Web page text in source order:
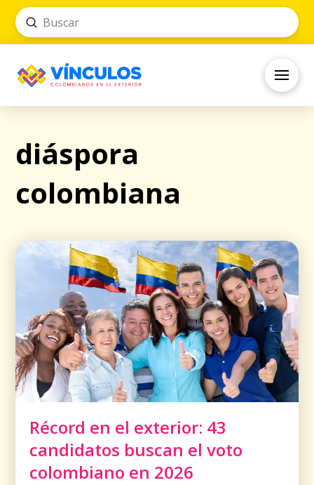
Search
Submit
diáspora
colombiana
Récord en el exterior: 43
candidatos buscan el voto
colombiano en 2026